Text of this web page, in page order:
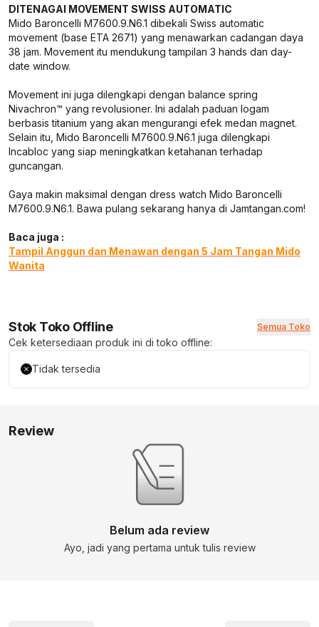
DITENAGAI MOVEMENT SWISS AUTOMATIC
Mido Baroncelli M7600.9.N6.1 dibekali Swiss automatic
movement (base ETA 2671) yang menawarkan cadangan daya
38 jam. Movement itu mendukung tampilan 3 hands dan day-
date window.
Movement ini juga dilengkapi dengan balance spring
Nivachron™ yang revolusioner. Ini adalah paduan logam
berbasis titanium yang akan mengurangi efek medan magnet.
Selain itu, Mido Baroncelli M7600.9.N6.1 juga dilengkapi
Incabloc yang siap meningkatkan ketahanan terhadap
guncangan.
Gaya makin maksimal dengan dress watch Mido Baroncelli
M7600.9.N6.1. Bawa pulang sekarang hanya di Jamtangan.com!
Baca juga :
Tampil Anggun dan Menawan dengan 5 Jam Tangan Mido
Wanita
Stok Toko Offline Semua Toko
Cek ketersediaan produk ini di toko offline:
Tidak tersedia
Review
Belum ada review
Ayo, jadi yang pertama untuk tulis review